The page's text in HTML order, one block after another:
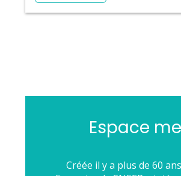
Espace
Créée il y a plus de 60